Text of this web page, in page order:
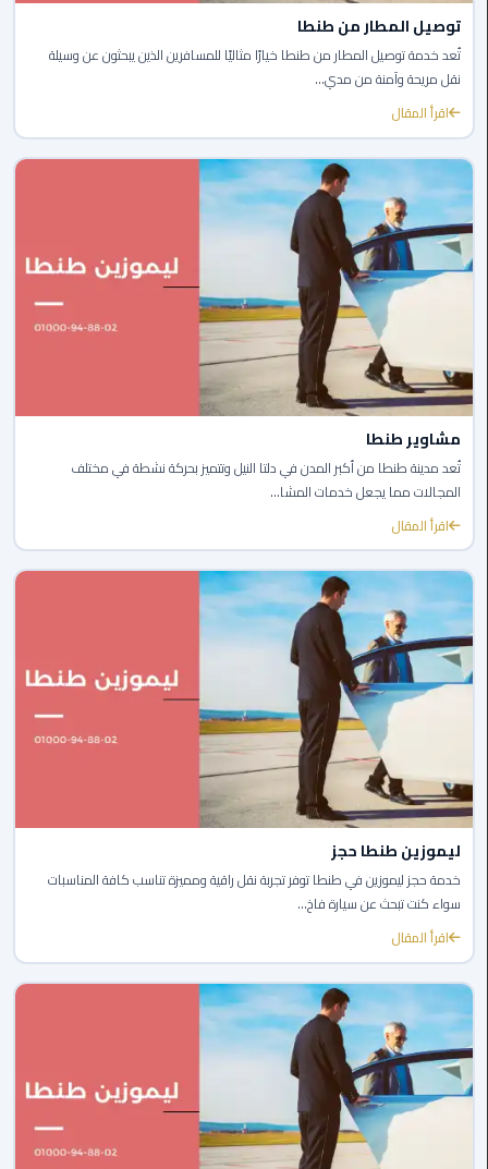
الي
اسكندرية
تاكسي
العاصمة
ليموزين
مطار
برج
العرب
الدولي
ليموزين
مطار
العرب
الي
مرسي
مطروح
تاكسي
اسكندريه
ليموزين
والإسكندرية
ليموزين
دمياط
ليموزين
من
الى
مطار
القاهرة
ليموزين
توصيل المطار من طنطا
تُعد خدمة توصيل المطار من طنطا خيارًا مثاليًا للمسافرين الذين يبحثون عن وسيلة
نقل مريحة وآمنة من مدي...
اقرأ المقال
مشاوير طنطا
تُعد مدينة طنطا من أكبر المدن في دلتا النيل وتتميز بحركة نشطة في مختلف
المجالات مما يجعل خدمات المشا...
اقرأ المقال
ليموزين طنطا حجز
خدمة حجز ليموزين في طنطا توفر تجربة نقل راقية ومميزة تناسب كافة المناسبات
سواء كنت تبحث عن سيارة فاخ...
اقرأ المقال